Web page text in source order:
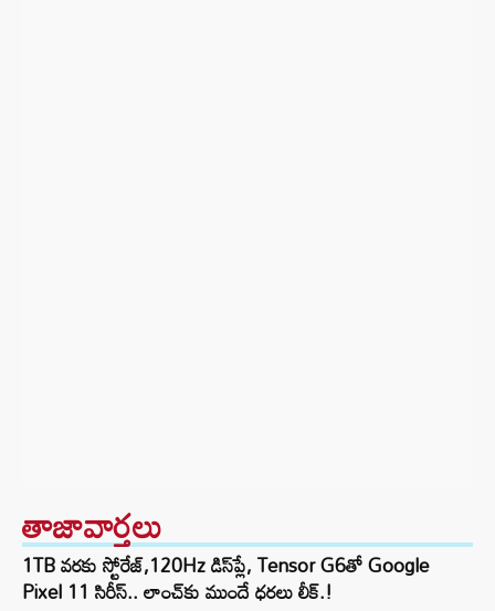
తాజావార్తలు
1TB వరకు స్టోరేజ్,120Hz డిస్‌ప్లే, Tensor G6తో Google
Pixel 11 సిరీస్.. లాంచ్⁭కు ముందే ధరలు లీక్.!